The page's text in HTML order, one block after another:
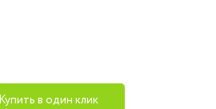
Купить в один клик